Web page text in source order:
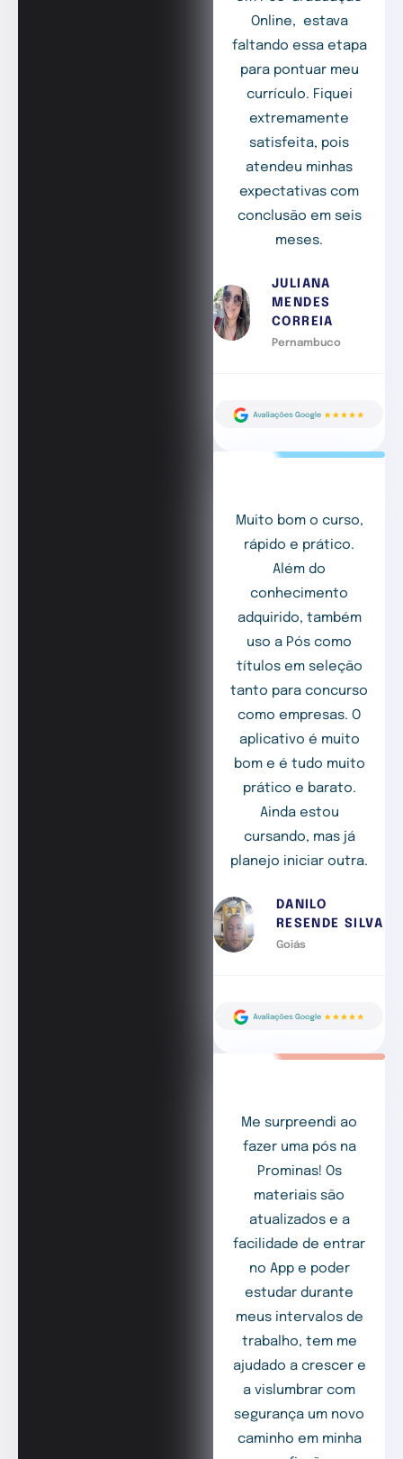
Online, estava
faltando essa etapa
para pontuar meu
currículo. Fiquei
extremamente
satisfeita, pois
atendeu minhas
expectativas com
conclusão em seis
meses.
JULIANA
MENDES
CORREIA
Pernambuco
Muito bom o curso,
rápido e prático.
Além do
conhecimento
adquirido, também
uso a Pós como
títulos em seleção
tanto para concurso
como empresas. O
aplicativo é muito
bom e é tudo muito
prático e barato.
Ainda estou
cursando, mas já
planejo iniciar outra.
DANILO
RESENDE SILVA
Goiás
Me surpreendi ao
fazer uma pós na
Prominas! Os
materiais são
atualizados e a
facilidade de entrar
no App e poder
estudar durante
meus intervalos de
trabalho, tem me
ajudado a crescer e
a vislumbrar com
segurança um novo
caminho em minha